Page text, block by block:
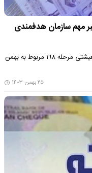
مهم سازمان هدفمندی
سازمان هدفمندی یارانه‌ها اعلام کرد: یارانه کمک معیشتی مرحله ١٦٨ مربوط به بهمن
۲۵ بهمن ۱۴۰۳